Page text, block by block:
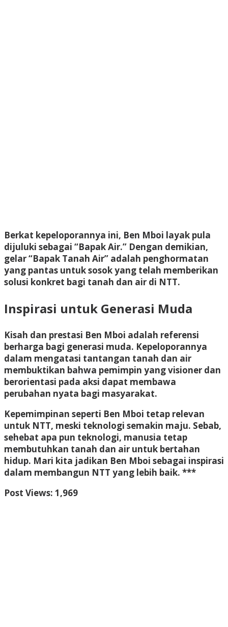
Berkat kepeloporannya ini, Ben Mboi layak pula
dijuluki sebagai “Bapak Air.” Dengan demikian,
gelar “Bapak Tanah Air” adalah penghormatan
yang pantas untuk sosok yang telah memberikan
solusi konkret bagi tanah dan air di NTT.
Inspirasi untuk Generasi Muda
Kisah dan prestasi Ben Mboi adalah referensi
berharga bagi generasi muda. Kepeloporannya
dalam mengatasi tantangan tanah dan air
membuktikan bahwa pemimpin yang visioner dan
berorientasi pada aksi dapat membawa
perubahan nyata bagi masyarakat.
Kepemimpinan seperti Ben Mboi tetap relevan
untuk NTT, meski teknologi semakin maju. Sebab,
sehebat apa pun teknologi, manusia tetap
membutuhkan tanah dan air untuk bertahan
hidup. Mari kita jadikan Ben Mboi sebagai inspirasi
dalam membangun NTT yang lebih baik. ***
Post Views: 1,969